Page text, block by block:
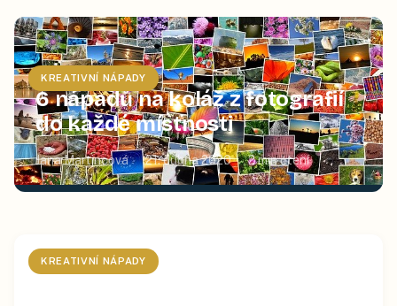
KREATIVNÍ NÁPADY
6 nápadů na koláž z fotografií
do každé místnosti
Jana Martincová 21. dubna 2020 2min čtení
KREATIVNÍ NÁPADY